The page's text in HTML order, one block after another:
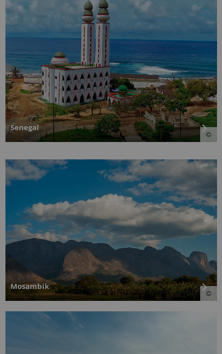
Senegal
Mosambik